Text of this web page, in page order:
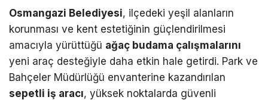
Osmangazi Belediyesi, ilçedeki yeşil alanların
korunması ve kent estetiğinin güçlendirilmesi
amacıyla yürüttüğü ağaç budama çalışmalarını
yeni araç desteğiyle daha etkin hale getirdi. Park ve
Bahçeler Müdürlüğü envanterine kazandırılan
sepetli iş aracı, yüksek noktalarda güvenli